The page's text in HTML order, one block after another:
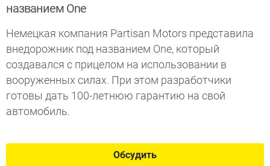
названием One
Немецкая компания Partisan Motors представила
внедорожник под названием One, который
создавался с прицелом на использовании в
вооруженных силах. При этом разработчики
готовы дать 100-летнюю гарантию на свой
автомобиль.
Обсудить